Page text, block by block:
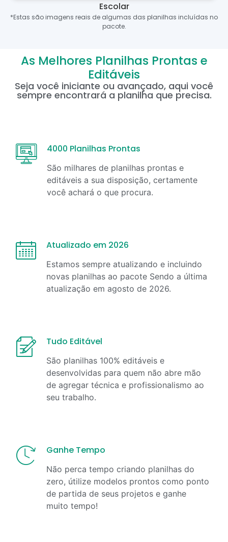
Escolar
*Estas são imagens reais de algumas das planilhas incluídas no
pacote.
As Melhores Planilhas Prontas e
Editáveis
Seja você iniciante ou avançado, aqui você
sempre encontrará a planilha que precisa.
4000 Planilhas Prontas
São milhares de planilhas prontas e
editáveis a sua disposição, certamente
você achará o que procura.
Atualizado em 2026
Estamos sempre atualizando e incluindo
novas planilhas ao pacote Sendo a última
atualização em agosto de 2026.
Tudo Editável
São planilhas 100% editáveis e
desenvolvidas para quem não abre mão
de agregar técnica e profissionalismo ao
seu trabalho.
Ganhe Tempo
Não perca tempo criando planilhas do
zero, útilize modelos prontos como ponto
de partida de seus projetos e ganhe
muito tempo!